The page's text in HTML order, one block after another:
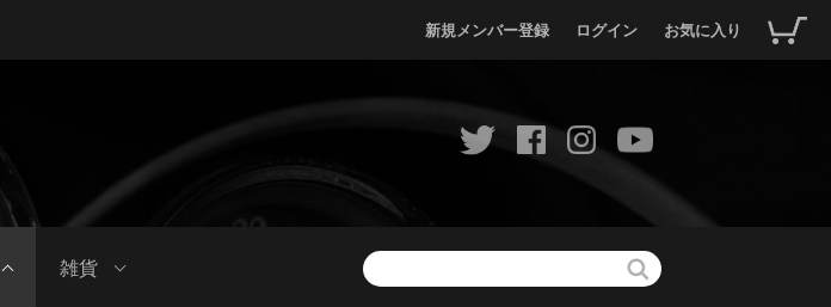
新規メンバー登録 ログイン お気に入り
雑貨